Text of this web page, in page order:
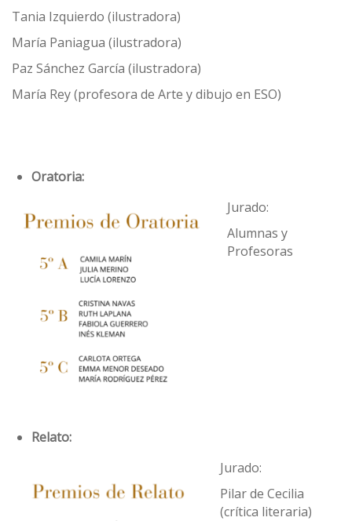
Tania Izquierdo (ilustradora)
María Paniagua (ilustradora)
Paz Sánchez García (ilustradora)
María Rey (profesora de Arte y dibujo en ESO)
Oratoria:
Jurado:
Alumnas y
Profesoras
Relato:
Jurado:
Pilar de Cecilia
(crítica literaria)